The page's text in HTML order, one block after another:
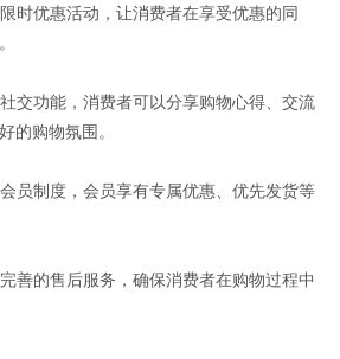
时优惠活动，让消费者在享受优惠的同
交功能，消费者可以分享购物心得、交流
的购物氛围。
员制度，会员享有专属优惠、优先发货等
善的售后服务，确保消费者在购物过程中